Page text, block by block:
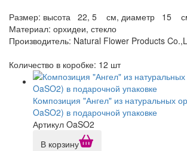
Размер: высота 22, 5 см, диаметр 15
Материал: орхидеи, стекло
Производитель: Natural Flower Products
Количество в коробке: 12 шт
Композиция "Ангел" из натуральных
OaSO2) в подарочной упаковке
Артикул OaSO2
В корзину